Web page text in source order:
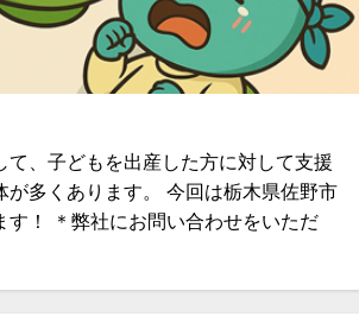
て、子どもを出産した方に対して支援
が多くあります。 今回は栃木県佐野市
す！ ＊弊社にお問い合わせをいただ